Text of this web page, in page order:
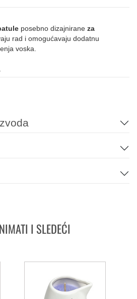
posebno dizajnirane za
rad i omogućavaju dodatnu
voska.
I SLEDEĆI